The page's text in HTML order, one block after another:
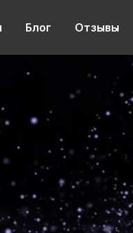
Блог Отзывы